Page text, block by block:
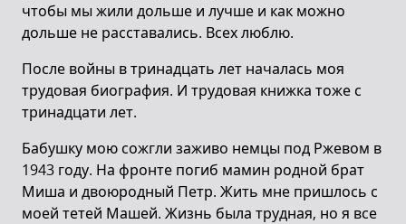
чтобы мы жили дольше и лучше и как можно
дольше не расставались. Всех люблю.
После войны в тринадцать лет началась моя
трудовая биография. И трудовая книжка тоже с
тринадцати лет.
Бабушку мою сожгли заживо немцы под Ржевом в
1943 году. На фронте погиб мамин родной брат
Миша и двоюродный Петр. Жить мне пришлось с
моей тетей Машей. Жизнь была трудная, но я все